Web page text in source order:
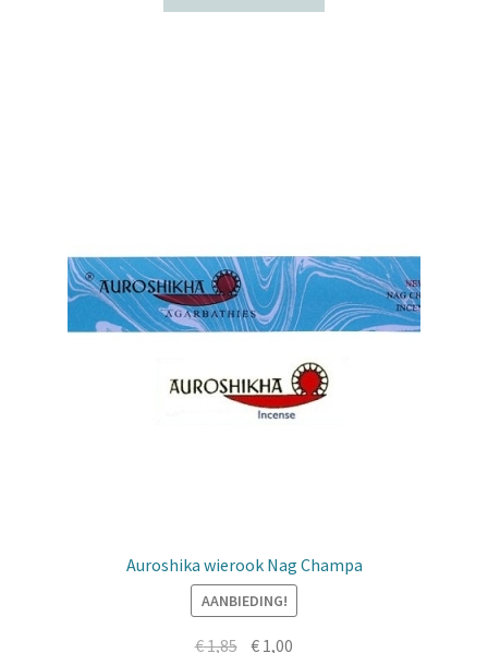
€ 1,85. € 1,00.
Auroshika wierook Nag Champa
AANBIEDING!
€1,85 Oorspronkelijke
€ 1,00